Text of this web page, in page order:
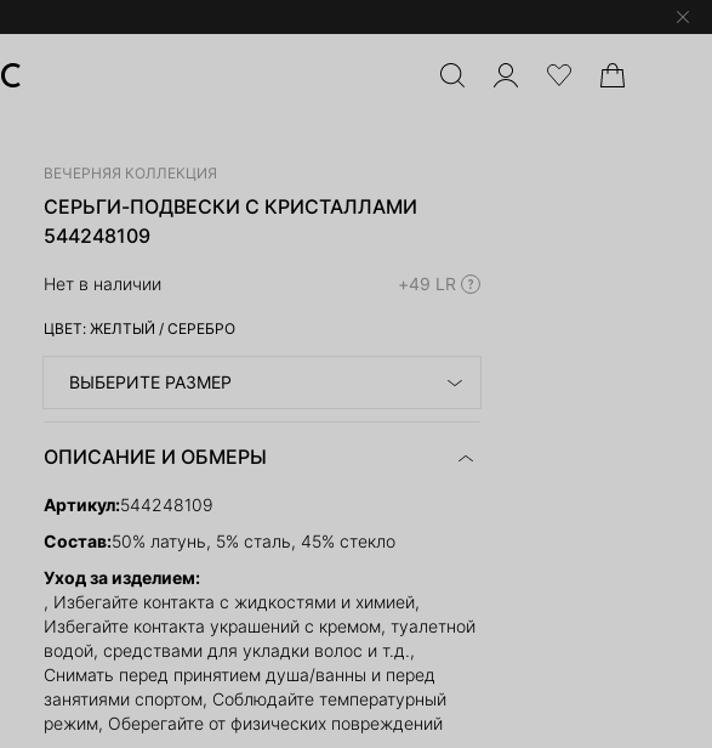
ВЕЧЕРНЯЯ КОЛЛЕКЦИЯ
СЕРЬГИ-ПОДВЕСКИ С КРИСТАЛЛАМИ
544248109
Нет в наличии +49 LR
ЦВЕТ:ЖЕЛТЫЙ /СЕРЕБРО
ВЫБЕРИТЕ РАЗМЕР
ОПИСАНИЕ И ОБМЕРЫ
Артикул:544248109
Состав:50% латунь, 5% сталь, 45% стекло
Уход за изделием:
, Избегайте контакта с жидкостями и химией,
Избегайте контакта украшений с кремом, туалетной
водой, средствами для укладки волос и т.д.,
Снимать перед принятием душа/ванны и перед
занятиями спортом, Соблюдайте температурный
режим, Оберегайте от физических повреждений